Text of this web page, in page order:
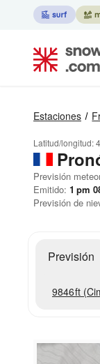
Estaciones
Latitud/longitud:
Previsión
Emitido: 1 pm
Previsión de
Previsión
9846ft